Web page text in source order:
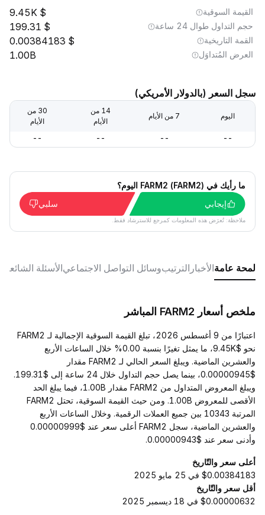
القيمة السوقية 9.45K
حجم التداول طوال 24 ساعة 199.31
القمة التاريخية 0.00384183
العرض المُتداوَل 1.00B
سجل السعر (بالدولار الأمريكي)
اليوم 7 من الأيام
14 من
الأيام
30 من
الأيام
--
--
--
--
ما رأيك في FARM2 (FARM2) اليوم؟
إيجابي
سلبي
ملاحظة: تُعرَض هذه المعلومات كمرجع للاسترشاد فقط.
لمحة عامةالأخبار الترتيبوسائل التواصل الاجتماعيالأسئلة الشائعة
ملخص أسعار FARM2 المباشر
اعتبارًا من 9 أغسطس 2026، تبلغ القيمة السوقية الإجمالية لـ FARM2
نحو $9.45K، ما يمثل تغيرًا بنسبة 0.00% خلال الساعات الأربع
والعشرين الماضية. ويبلغ السعر الحالي لـ FARM2 مقدار
$0.00000945، بينما يصل حجم التداول خلال 24 ساعة إلى $199.31.
ويبلغ المعروض المتداول من FARM2 مقدار 1.00B، فيما يبلغ الحد
الأقصى للمعروض 1.00B. ومن حيث القيمة السوقية، تحتل FARM2
المرتبة 10343 بين جميع العملات الرقمية. وخلال الساعات الأربع
والعشرين الماضية، سجل FARM2 أعلى سعر عند $0.00000999
وأدنى سعر عند $0.00000943.
أعلى سعر والتّاريخ
$0.00384183 في 25 مايو 2025
أقل سعر والتّاريخ
$0.00000632 في 18 ديسمبر 2025